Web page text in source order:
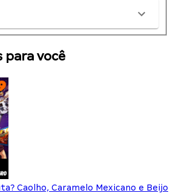
para você
Caolho, Caramelo Mexicano e Beijo